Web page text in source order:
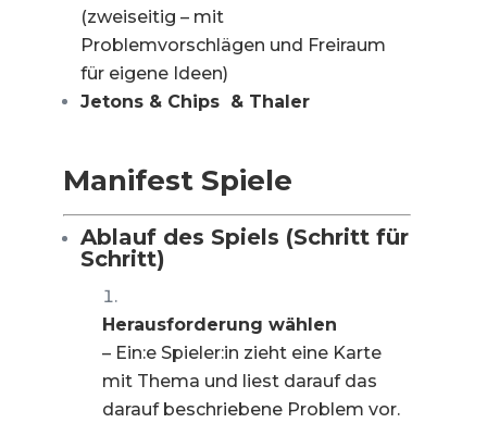
(zweiseitig – mit
Problemvorschlägen und Freiraum
für eigene Ideen)
Jetons & Chips & Thaler
Manifest Spiele
Ablauf des Spiels (Schritt für
Schritt)
Herausforderung wählen
– Ein:e Spieler:in zieht eine Karte
mit Thema und liest darauf das
darauf beschriebene Problem vor.